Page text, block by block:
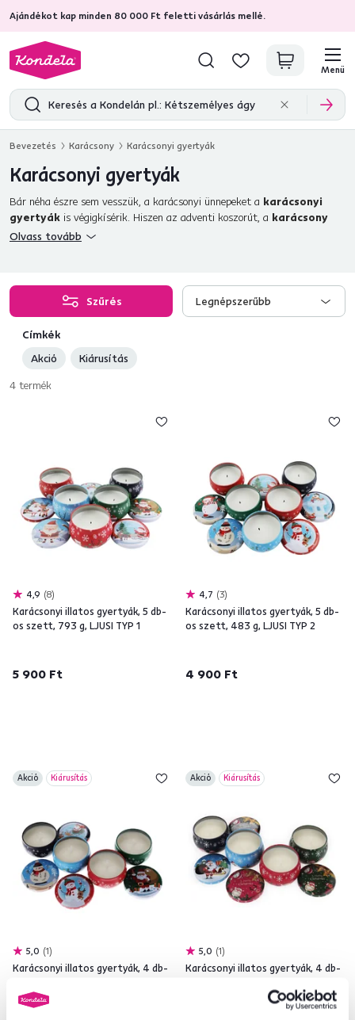
Ajándékot kap minden 80 000 Ft feletti vásárlás mellé.
4,7 31 157 ellenőrzött termékértékelések
Menü
Bevezetés Karácsony Karácsonyi gyertyák
Karácsonyi gyertyák
Bár néha észre sem vesszük, a karácsonyi ünnepeket a karácsonyi
gyertyák is végigkísérik. Hiszen az adventi koszorút, a karácsony
egyik szimbólumát
harmonikus légkört teremt
egy kis láng, amely lágy fényt visz az
egész helyiségbe. Esetleg egy karácsonyi illatos gyertya, amely kellemes
illatot áraszt, és remek illatával megfelelő karácsonyi hangulatot teremt?
karácsonykor, ezek mindig őszinte örömöt váltanak ki belőlünk. A
Élvezze a karácsonyt teljes mértékben.
Olvass tovább
Szűrés Legnépszerűbb
Címkék
Akció
Kiárusítás
4 termék
4,9 8
Karácsonyi illatos gyertyák, 5 db-
os szett, 793 g, LJUSI TYP 1
5 900 Ft
4,7 3
Karácsonyi illatos gyertyák, 5 db-
os szett, 483 g, LJUSI TYP 2
4 900 Ft
Akció Kiárusítás
5,0 1
Karácsonyi illatos gyertyák, 4 db-
Akció Kiárusítás
5,0 1
Karácsonyi illatos gyertyák, 4 db-